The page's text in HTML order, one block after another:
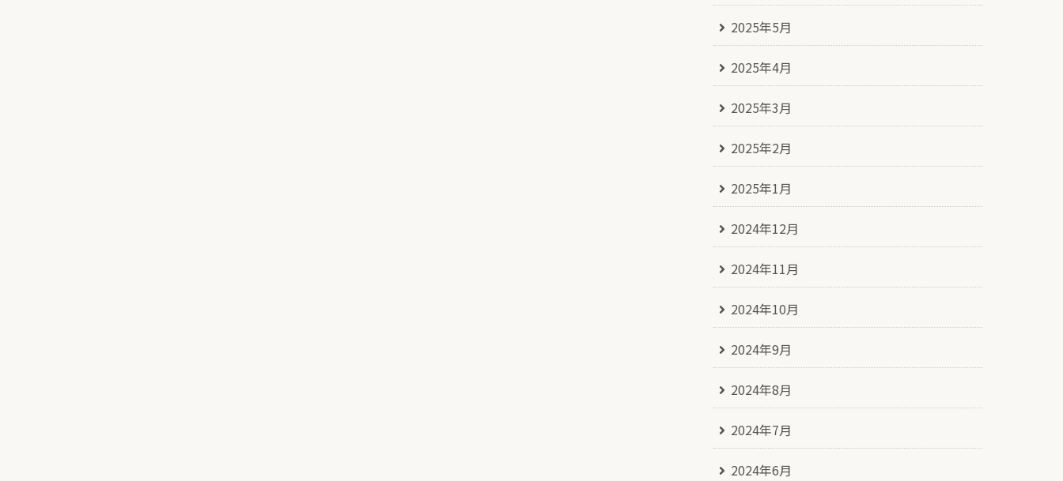
2025年5月
2025年4月
2025年3月
2025年2月
2025年1月
2024年12月
2024年11月
2024年10月
2024年9月
2024年8月
2024年7月
2024年6月